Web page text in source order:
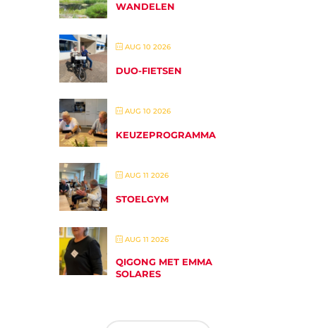
WANDELEN
AUG 10 2026
DUO-FIETSEN
AUG 10 2026
KEUZEPROGRAMMA
AUG 11 2026
STOELGYM
AUG 11 2026
QIGONG MET EMMA
SOLARES